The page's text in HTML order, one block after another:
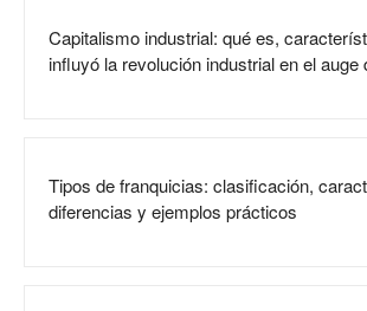
Capitalismo industrial: qué es,
influyó la revolución industrial en el auge
Tipos de franquicias: clasificación,
diferencias y ejemplos prácticos